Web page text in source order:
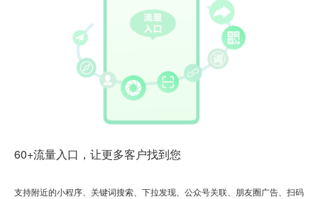
60+流量入口，让更多客户找到您
支持附近的小程序、关键词搜索、下拉发现、公众号关联、朋友圈广告、扫码